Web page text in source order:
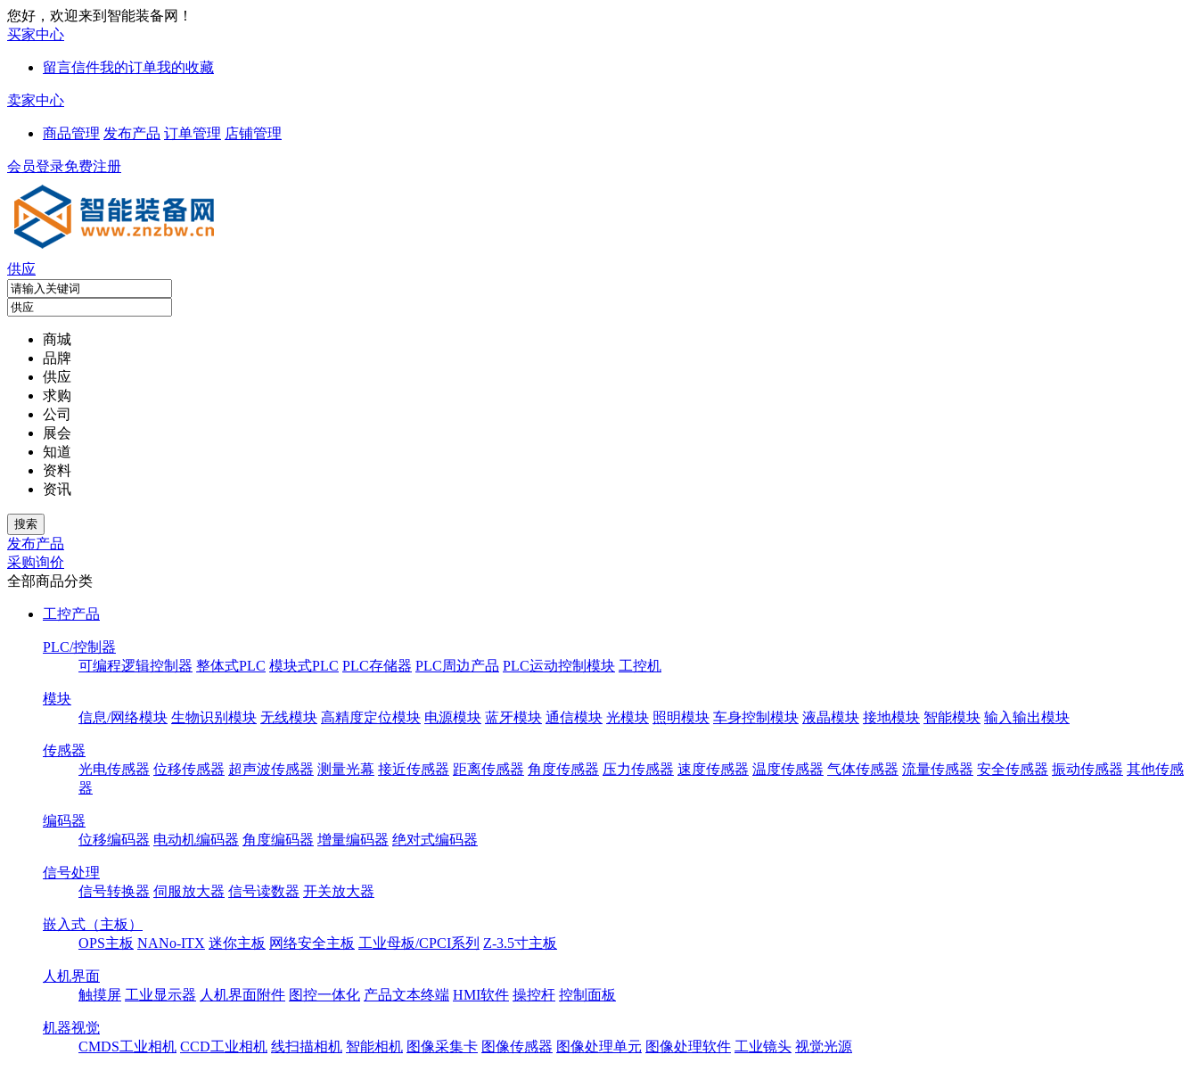
您好，欢迎来到智能装备网！
买家中心
留言信件我的订单我的收藏
卖家中心
商品管理 发布产品 订单管理 店铺管理
会员登录免费注册
供应
商城
品牌
供应
求购
公司
展会
知道
资料
资讯
发布产品
采购询价
全部商品分类
工控产品
PLC/控制器
可编程逻辑控制器 整体式PLC 模块式PLC PLC存储器 PLC周边产品 PLC运动控制模块 工控机
模块
信息/网络模块 生物识别模块 无线模块 高精度定位模块 电源模块 蓝牙模块 通信模块 光模块 照明模块 车身控制模块 液晶模块 接地模块 智能模块 输入输出模块
传感器
光电传感器 位移传感器 超声波传感器 测量光幕 接近传感器 距离传感器 角度传感器 压力传感器 速度传感器 温度传感器 气体传感器 流量传感器 安全传感器 振动传感器 其他传感
器
编码器
位移编码器 电动机编码器 角度编码器 增量编码器 绝对式编码器
信号处理
信号转换器 伺服放大器 信号读数器 开关放大器
嵌入式（主板）
OPS主板 NANo-ITX 迷你主板 网络安全主板 工业母板/CPCI系列 Z-3.5寸主板
人机界面
触摸屏 工业显示器 人机界面附件 图控一体化 产品文本终端 HMI软件 操控杆 控制面板
机器视觉
CMDS工业相机 CCD工业相机 线扫描相机 智能相机 图像采集卡 图像传感器 图像处理单元 图像处理软件 工业镜头 视觉光源